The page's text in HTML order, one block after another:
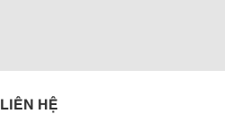
LIÊN HỆ